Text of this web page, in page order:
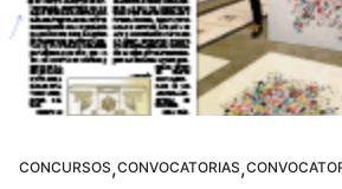
CONCURSOS,CONVOCATORIAS,